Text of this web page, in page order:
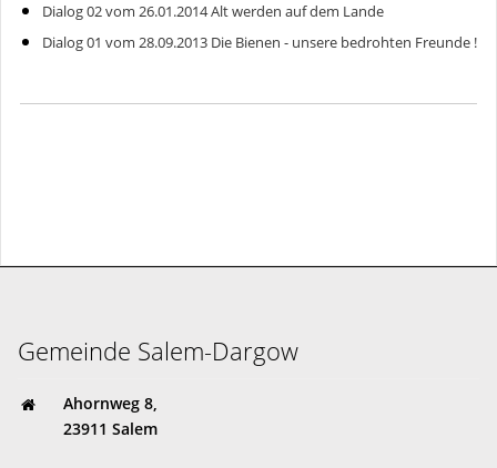
Dialog 02 vom 26.01.2014 Alt werden auf dem Lande
Dialog 01 vom 28.09.2013 Die Bienen - unsere bedrohten Freunde !
Gemeinde Salem-Dargow
Ahornweg 8,
23911 Salem